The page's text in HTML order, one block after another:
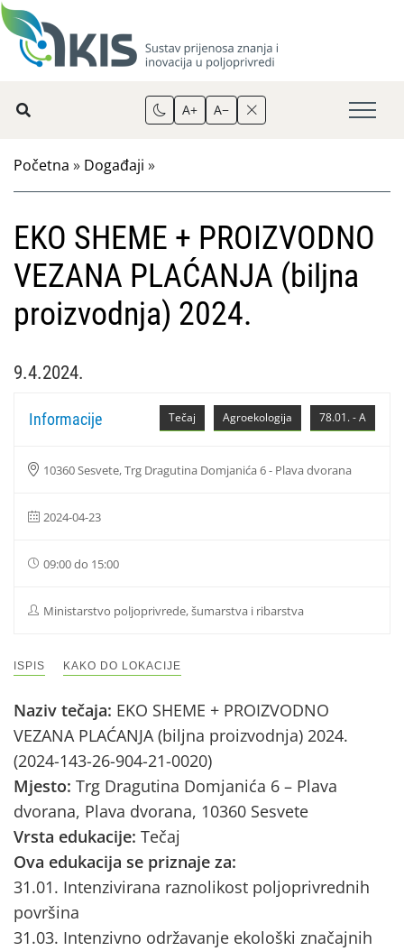
A+ A−
Početna » Događaji »
EKO SHEME + PROIZVODNO
VEZANA PLAĆANJA (biljna
proizvodnja) 2024.
9.4.2024.
78.01. - A
Agroekologija
Tečaj
Informacije
10360 Sesvete, Trg Dragutina Domjanića 6 - Plava dvorana
2024-04-23
09:00 do 15:00
Ministarstvo poljoprivrede, šumarstva i ribarstva
ISPIS KAKO DO LOKACIJE
Naziv tečaja: EKO SHEME + PROIZVODNO
VEZANA PLAĆANJA (biljna proizvodnja) 2024.
(2024-143-26-904-21-0020)
Mjesto: Trg Dragutina Domjanića 6 – Plava
dvorana, Plava dvorana, 10360 Sesvete
Vrsta edukacije: Tečaj
Ova edukacija se priznaje za:
31.01. Intenzivirana raznolikost poljoprivrednih
površina
31.03. Intenzivno održavanje ekološki značajnih